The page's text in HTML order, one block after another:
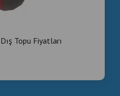
Topu Fiyatları